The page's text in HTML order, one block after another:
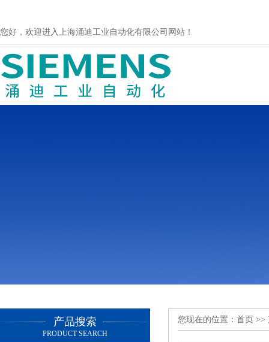
您好，欢迎进入上海涌迪工业自动化有限公司网站！
产品搜索
PRODUCT SEARCH
您现在的位置： 首页 >>